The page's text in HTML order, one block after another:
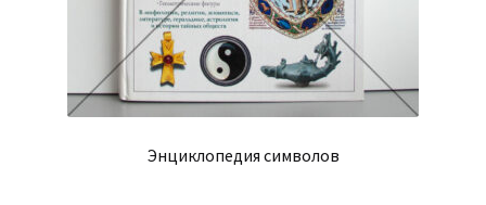
Энциклопедия символов